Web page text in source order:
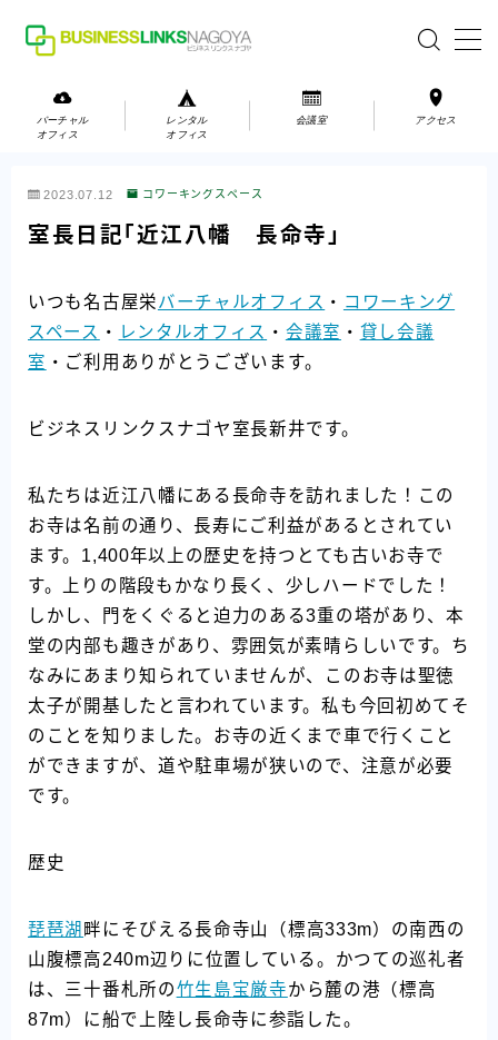
お問い合わせ
ご利用の流れ
会社案内
バーチャル
オフィス
レンタル
オフィス
会議室 アクセス
2023.07.12 コワーキングスペース
室長日記「近江八幡 長命寺」
いつも名古屋栄バーチャルオフィス ・ コワーキング
スペース ・ レンタルオフィス ・ 会議室 ・ 貸し会議
室 ・ご利用ありがとうございます。
ビジネスリンクスナゴヤ室長新井です。
私たちは近江八幡にある長命寺を訪れました！この
お寺は名前の通り、長寿にご利益があるとされてい
ます。1,400年以上の歴史を持つとても古いお寺で
す。上りの階段もかなり長く、少しハードでした！
しかし、門をくぐると迫力のある3重の塔があり、本
堂の内部も趣きがあり、雰囲気が素晴らしいです。ち
なみにあまり知られていませんが、このお寺は聖徳
太子が開基したと言われています。私も今回初めてそ
のことを知りました。お寺の近くまで車で行くこと
ができますが、道や駐車場が狭いので、注意が必要
です。
歴史
琵琶湖 畔にそびえる長命寺山（標高333m）の南西の
山腹標高240m辺りに位置している。かつての巡礼者
は、三十番札所の竹生島宝厳寺から麓の港（標高
87m）に船で上陸し長命寺に参詣した。